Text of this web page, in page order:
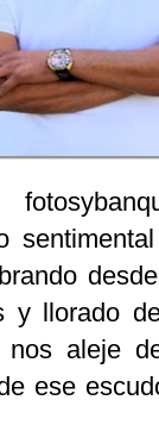
y llorado
aleje
ese